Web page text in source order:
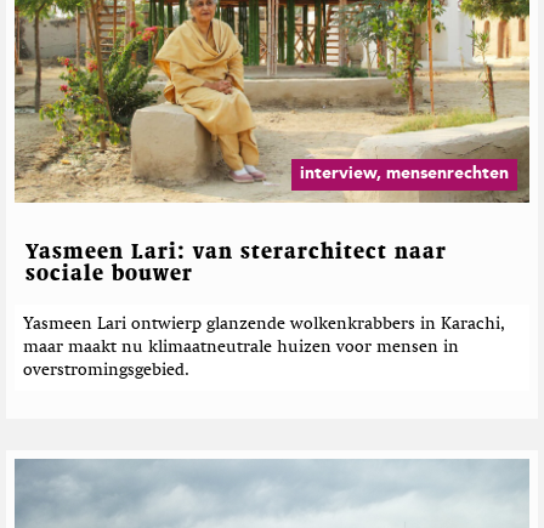
interview, mensenrechten
Yasmeen Lari: van sterarchitect naar
sociale bouwer
Yasmeen Lari ontwierp glanzende wolkenkrabbers in Karachi,
maar maakt nu klimaatneutrale huizen voor mensen in
overstromingsgebied.